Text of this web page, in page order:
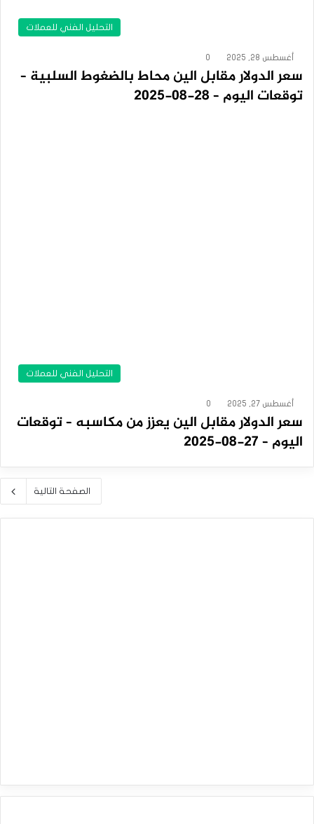
التحليل الفني للعملات
أغسطس 28, 2025 0
سعر الدولار مقابل الين محاط بالضغوط السلبية –
توقعات اليوم – 28-08-2025
التحليل الفني للعملات
أغسطس 27, 2025 0
سعر الدولار مقابل الين يعزز من مكاسبه – توقعات
اليوم – 27-08-2025
الصفحة التالية